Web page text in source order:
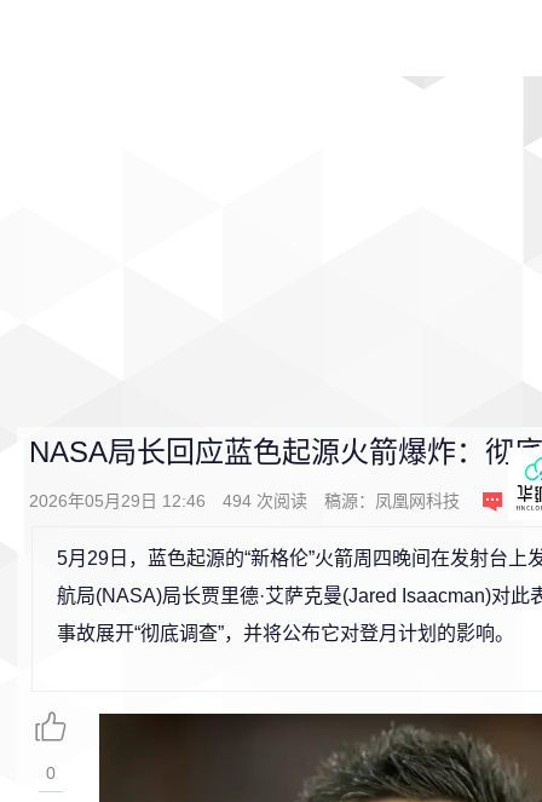
NASA局长回应蓝色起源火箭爆炸：彻
2026年05月29日 12:46 494 次阅读 稿源： 凤凰网科技 0条
5月29日，蓝色起源的“新格伦”火箭周四晚间在发射台上
航局(NASA)局长贾里德·艾萨克曼(Jared Isaacman)对此
事故展开“彻底调查”，并将公布它对登月计划的影响。
0